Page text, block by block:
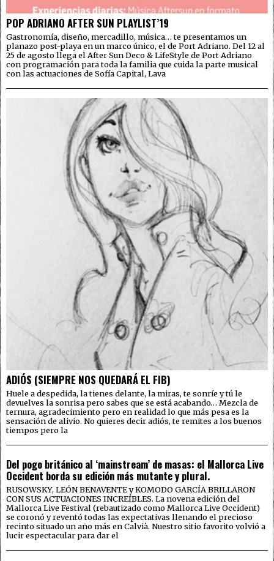
POP ADRIANO AFTER SUN PLAYLIST’19
Gastronomía, diseño, mercadillo, música… te presentamos un
planazo post-playa en un marco único, el de Port Adriano. Del 12 al
25 de agosto llega el After Sun Deco & LifeStyle de Port Adriano
con programación para toda la familia que cuida la parte musical
con las actuaciones de Sofía Capital, Lava
ADIÓS (SIEMPRE NOS QUEDARÁ EL FIB)
Huele a despedida, la tienes delante, la miras, te sonríe y tú le
devuelves la sonrisa pero sabes que se está acabando… Mezcla de
ternura, agradecimiento pero en realidad lo que más pesa es la
sensación de alivio. No quieres decir adiós, te remites a los buenos
tiempos pero la
Del pogo británico al ‘mainstream’ de masas: el Mallorca Live
Occident borda su edición más mutante y plural.
RUSOWSKY, LEÓN BENAVENTE y KOMODO GARCÍA BRILLARON
CON SUS ACTUACIONES INCREÍBLES. La novena edición del
Mallorca Live Festival (rebautizado como Mallorca Live Occident)
se coronó y reventó todas las expectativas llenando el precioso
recinto situado un año más en Calvià. Nuestro sitio favorito volvió a
lucir espectacular para dar el